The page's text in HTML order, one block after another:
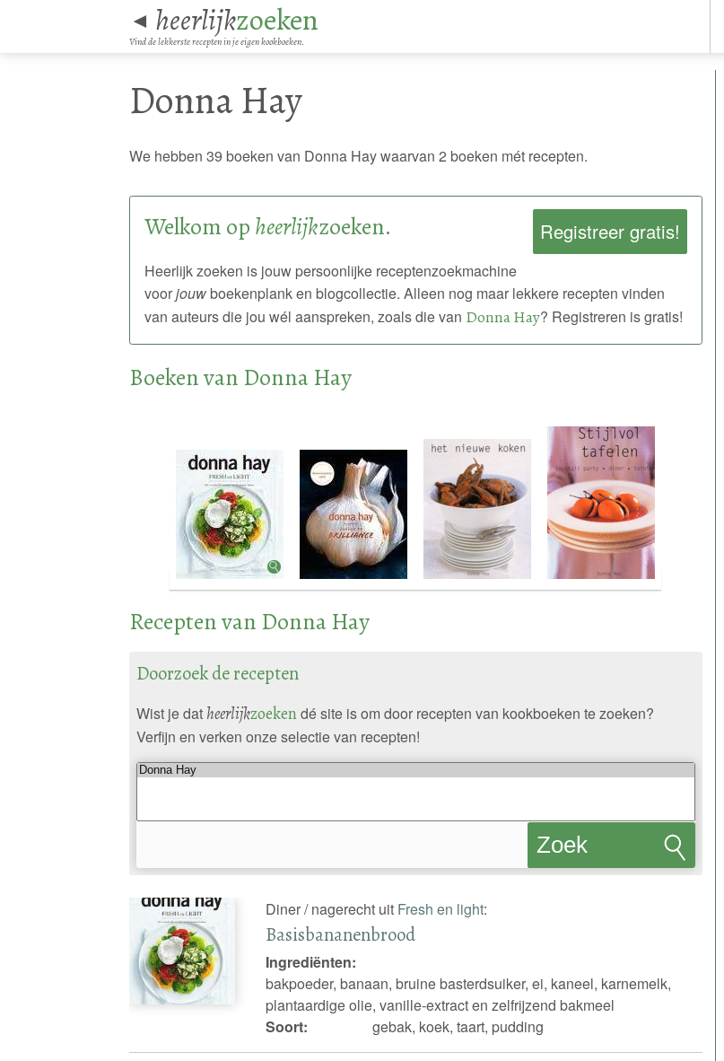
◄ heerlijkzoeken
Vind de lekkerste recepten in je eigen kookboeken.
Donna Hay
We hebben 39 boeken van Donna Hay waarvan 2 boeken mét recepten.
Registreer gratis!
Welkom op heerlijkzoeken.
Heerlijk zoeken is jouw persoonlijke receptenzoekmachine
voorjouwboekenplank en blogcollectie. Alleen nog maar lekkere recepten vinden
van auteurs die jou wél aanspreken, zoals die van Donna Hay? Registreren is gratis!
Boeken van Donna Hay
Recepten van Donna Hay
Doorzoek de recepten
Wist je dat heerlijkzoekendé site is om door recepten van kookboeken te zoeken?
Verfijn en verken onze selectie van recepten!
Zoek
Diner / nagerecht uit Fresh en light:
Basisbananenbrood
Ingrediënten:
bakpoeder, banaan, bruine basterdsuiker, ei, kaneel, karnemelk,
plantaardige olie, vanille-extract en zelfrijzend bakmeel
Soort:
gebak, koek, taart, pudding